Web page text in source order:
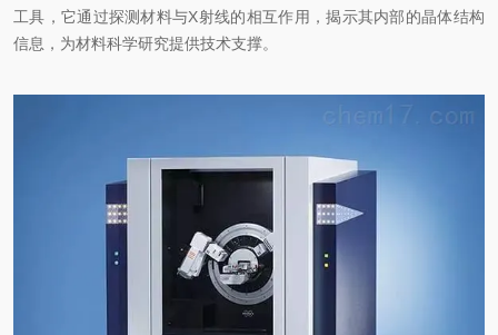
工具，它通过探测材料与X射线的相互作用，揭示其内部的晶体结构
信息，为材料科学研究提供技术支撑。